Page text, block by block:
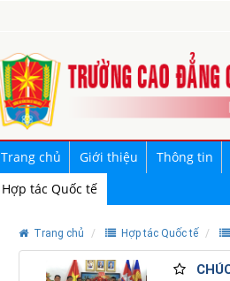
Trang chủ Giới thiệu Thông tin
Hợp tác Quốc tế
Trang chủ Hợp tác Quốc tế